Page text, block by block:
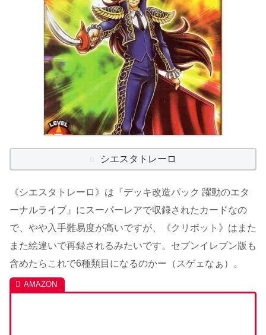
シエスタトレーロ
《シエスタトレーロ》は『デッキ改造パック 躍動のエタ
ーナルライブ』にスーパーレアで収録されたカードなの
で、やや入手難易度が高いですが、《クリボット》はまた
また絵違いで再録されるみたいです。セブンイレブン版も
含めたらこれで6種類目になるのかー（スゲェなぁ）。